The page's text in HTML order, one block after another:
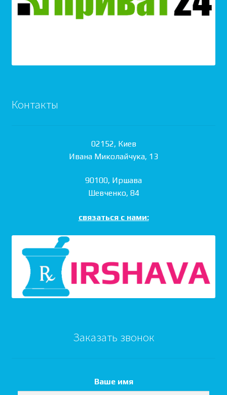
Контакты
02152, Киев
Ивана Миколайчука, 13
90100, Иршава
Шевченко, 84
связаться с нами:
Заказать звонок
Ваше имя